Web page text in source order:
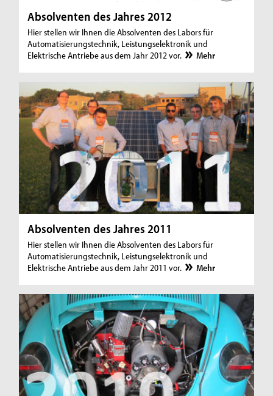
Absolventen des Jahres 2012
Hier stellen wir Ihnen die Absolventen des Labors für
Automatisierungstechnik, Leistungselektronik und
Elektrische Antriebe aus dem Jahr 2012 vor.
Mehr
Absolventen des Jahres 2011
Hier stellen wir Ihnen die Absolventen des Labors für
Automatisierungstechnik, Leistungselektronik und
Elektrische Antriebe aus dem Jahr 2011 vor.
Mehr